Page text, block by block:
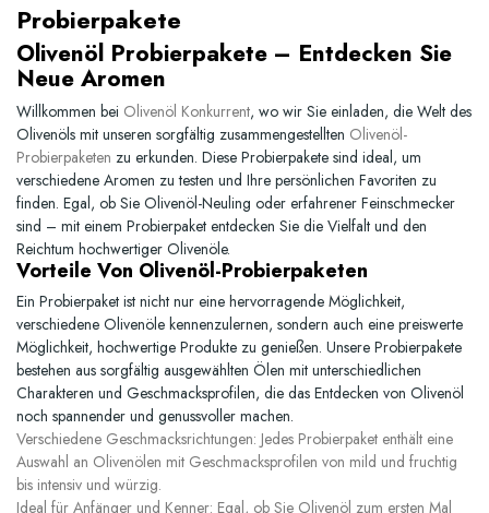
Probierpakete
Olivenöl Probierpakete – Entdecken Sie
Neue Aromen
Willkommen bei Olivenöl Konkurrent, wo wir Sie einladen, die Welt des
Olivenöls mit unseren sorgfältig zusammengestellten Olivenöl-
Probierpaketen zu erkunden. Diese Probierpakete sind ideal, um
verschiedene Aromen zu testen und Ihre persönlichen Favoriten zu
finden. Egal, ob Sie Olivenöl-Neuling oder erfahrener Feinschmecker
sind – mit einem Probierpaket entdecken Sie die Vielfalt und den
Reichtum hochwertiger Olivenöle.
Vorteile Von Olivenöl-Probierpaketen
Ein Probierpaket ist nicht nur eine hervorragende Möglichkeit,
verschiedene Olivenöle kennenzulernen, sondern auch eine preiswerte
Möglichkeit, hochwertige Produkte zu genießen. Unsere Probierpakete
bestehen aus sorgfältig ausgewählten Ölen mit unterschiedlichen
Charakteren und Geschmacksprofilen, die das Entdecken von Olivenöl
noch spannender und genussvoller machen.
Verschiedene Geschmacksrichtungen: Jedes Probierpaket enthält eine
Auswahl an Olivenölen mit Geschmacksprofilen von mild und fruchtig
bis intensiv und würzig.
Ideal für Anfänger und Kenner: Egal, ob Sie Olivenöl zum ersten Mal